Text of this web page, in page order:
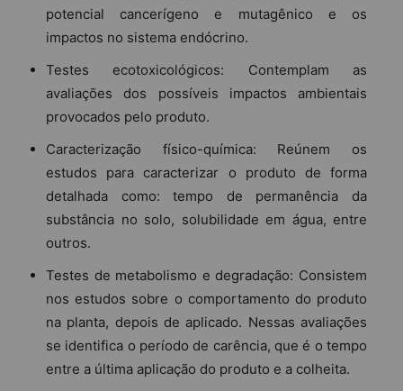
potencial cancerígeno e mutagênico e os
impactos no sistema endócrino.
Testes ecotoxicológicos: Contemplam as
avaliações dos possíveis impactos ambientais
provocados pelo produto.
Caracterização físico-química: Reúnem os
estudos para caracterizar o produto de forma
detalhada como: tempo de permanência da
substância no solo, solubilidade em água, entre
outros.
Testes de metabolismo e degradação: Consistem
nos estudos sobre o comportamento do produto
na planta, depois de aplicado. Nessas avaliações
se identifica o período de carência, que é o tempo
entre a última aplicação do produto e a colheita.